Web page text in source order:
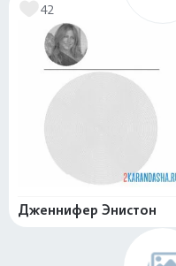
42
Дженнифер Энистон